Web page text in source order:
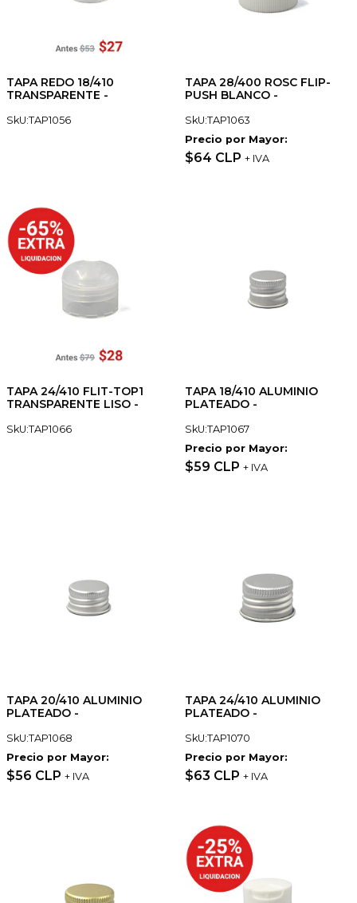
TAPA REDO 18/410
TRANSPARENTE -
SkU:TAP1056
TAPA 28/400 ROSC FLIP-
PUSH BLANCO -
SkU:TAP1063
Precio por Mayor:
$64 CLP + IVA
TAPA 24/410 FLIT-TOP1
TRANSPARENTE LISO -
SkU:TAP1066
TAPA 18/410 ALUMINIO
PLATEADO -
SkU:TAP1067
Precio por Mayor:
$59 CLP + IVA
TAPA 20/410 ALUMINIO
PLATEADO -
SkU:TAP1068
Precio por Mayor:
$56 CLP + IVA
TAPA 24/410 ALUMINIO
PLATEADO -
SkU:TAP1070
Precio por Mayor:
$63 CLP + IVA